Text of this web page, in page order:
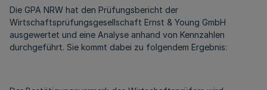
Die GPA NRW hat den Prüfungsbericht der
Wirtschaftsprüfungsgesellschaft Ernst & Young GmbH
ausgewertet und eine Analyse anhand von Kennzahlen
durchgeführt. Sie kommt dabei zu folgendem Ergebnis: